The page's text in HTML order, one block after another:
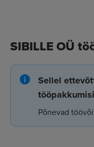
SIBILLE OÜ
Sellel
tööpakkumisi
Põnevad